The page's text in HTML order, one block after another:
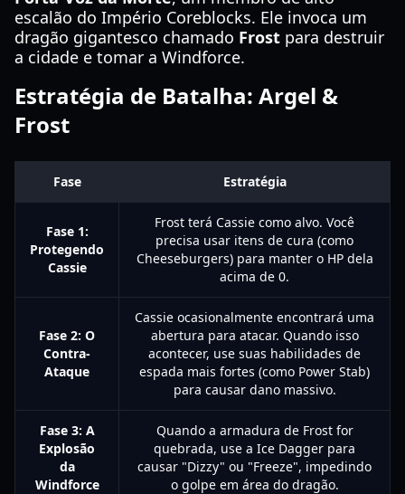
escalão do Império Coreblocks. Ele invoca um
dragão gigantesco chamado Frost para destruir
a cidade e tomar a Windforce.
Estratégia de Batalha: Argel &
Frost
Fase Estratégia
Fase 1:
Protegendo
Cassie
Frost terá Cassie como alvo. Você
precisa usar itens de cura (como
Cheeseburgers) para manter o HP dela
acima de 0.
Fase 2: O
Contra-
Ataque
Cassie ocasionalmente encontrará uma
abertura para atacar. Quando isso
acontecer, use suas habilidades de
espada mais fortes (como Power Stab)
para causar dano massivo.
Fase 3: A
Explosão
da
Windforce
Quando a armadura de Frost for
quebrada, use a Ice Dagger para
causar "Dizzy" ou "Freeze", impedindo
o golpe em área do dragão.